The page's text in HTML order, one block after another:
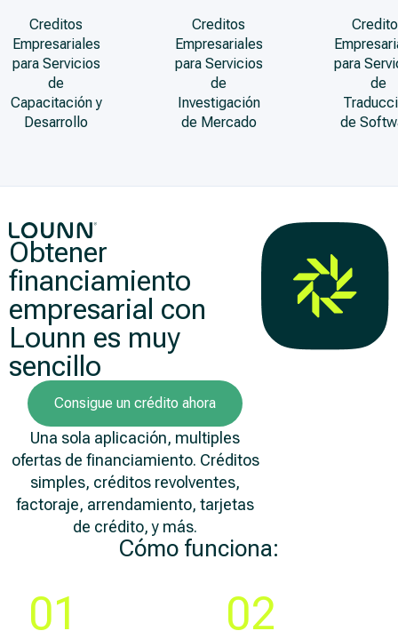
Creditos
Empresariales
para Servicios
de
Capacitación y
Desarrollo
Creditos
Empresariales
para Servicios
de
Investigación
de Mercado
para
de
de
Obtener
financiamiento
empresarial con
Lounn es muy
sencillo
Consigue un crédito ahora
Una sola aplicación, multiples
ofertas de financiamiento. Créditos
simples, créditos revolventes,
factoraje, arrendamiento, tarjetas
de crédito, y más.
Cómo funciona:
01 02